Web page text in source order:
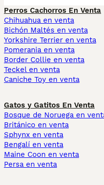
Perros Cachorros En Venta
Chihuahua en venta
Bichón Maltés en venta
Yorkshire Terrier en venta
Pomerania en venta
Border Collie en venta
Teckel en venta
Caniche Toy en venta
Gatos y Gatitos En Venta
Bosque de Noruega en
Británico en venta
Sphynx en venta
Bengalí en venta
Maine Coon en venta
Persa en venta